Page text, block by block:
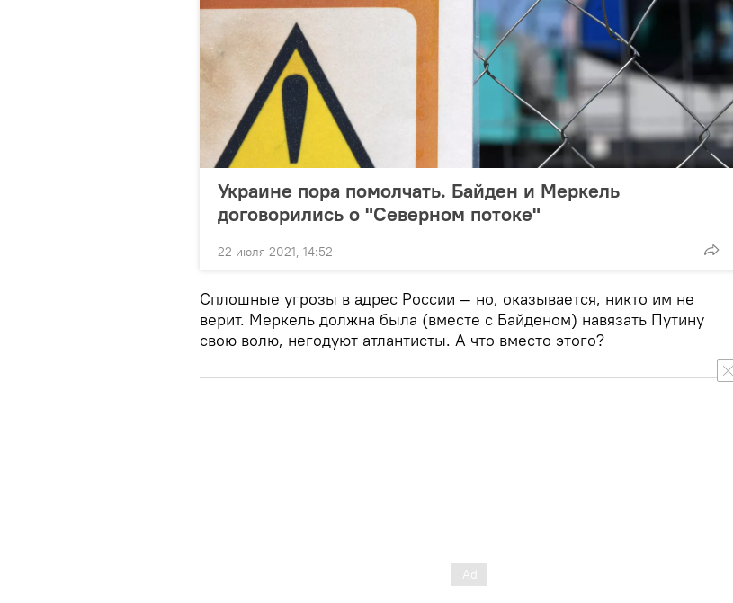
Украине пора помолчать. Байден и Меркель
договорились о "Северном потоке"
22 июля 2021, 14:52
Сплошные угрозы в адрес России — но, оказывается, никто им не
верит. Меркель должна была (вместе с Байденом) навязать Путину
свою волю, негодуют атлантисты. А что вместо этого?